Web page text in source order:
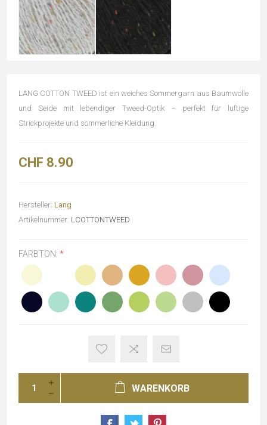
LANG COTTON TWEED ist ein weiches Sommergarn aus Baumwolle
und Seide mit lebendiger Tweed-Optik – perfekt für luftige
Strickprojekte und sommerliche Kleidung.
CHF 8.90
Hersteller: Lang
Artikelnummer: LCOTTONTWEED
FARBTON: *
WARENKORB